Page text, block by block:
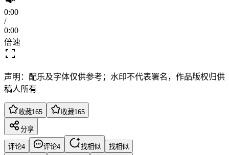
0:00
/
0:00
倍速
声明：配乐及字体仅供参考；水印不代表署名，作品版权归供
稿人所有
收藏165 收藏165
分享
评论4 评论4 找相似
找相似